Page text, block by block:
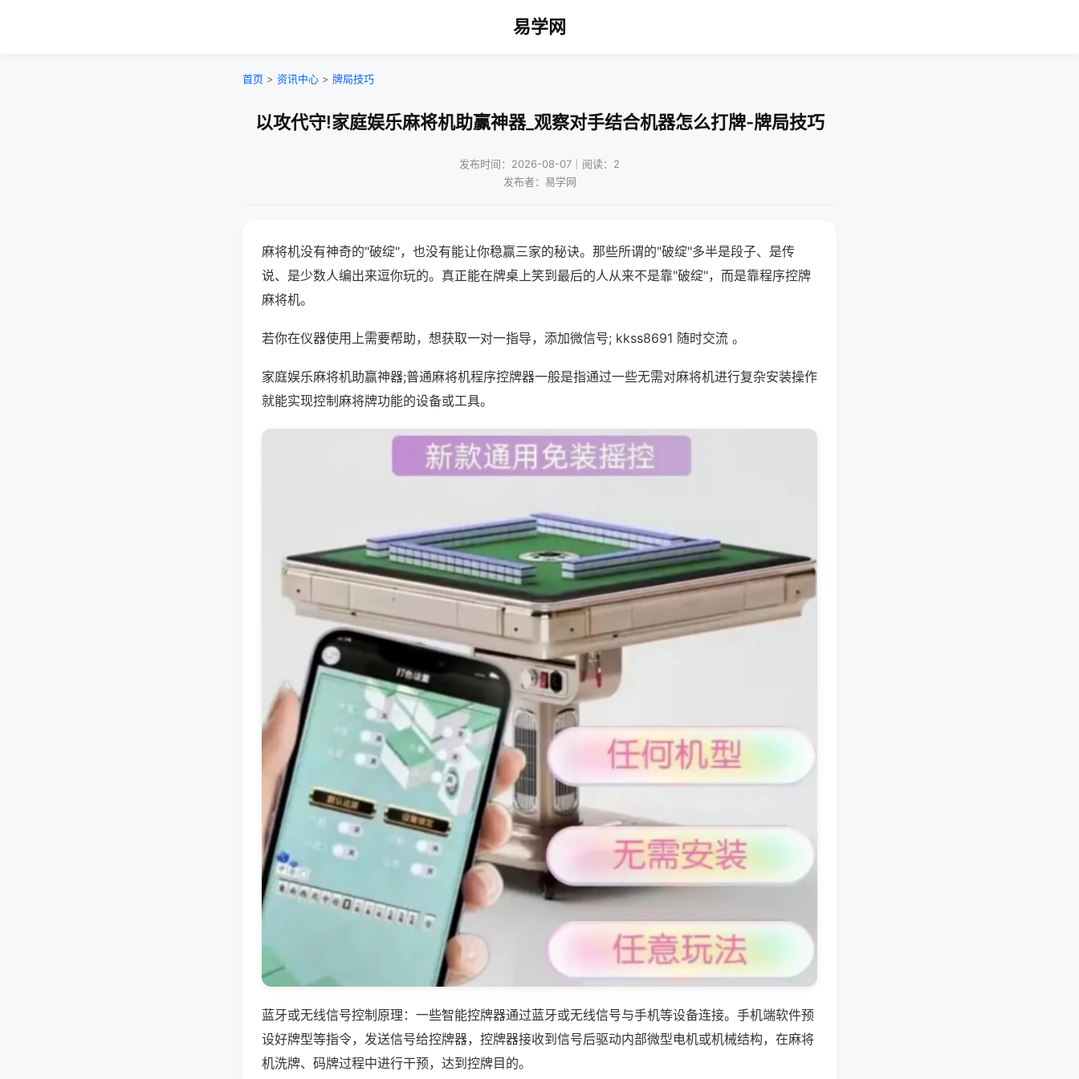
易学网
首页 > 资讯中心 > 牌局技巧
以攻代守!家庭娱乐麻将机助赢神器_观察对手结合机器怎么打牌-牌局技巧
发布时间：2026-08-07｜阅读：2
发布者：易学网
麻将机没有神奇的"破绽"，也没有能让你稳赢三家的秘诀。那些所谓的"破绽"多半是段子、是传
说、是少数人编出来逗你玩的。真正能在牌桌上笑到最后的人从来不是靠"破绽"，而是靠程序控牌
麻将机。
若你在仪器使用上需要帮助，想获取一对一指导，添加微信号; kkss8691 随时交流 。
家庭娱乐麻将机助赢神器;普通麻将机程序控牌器一般是指通过一些无需对麻将机进行复杂安装操作
就能实现控制麻将牌功能的设备或工具。
蓝牙或无线信号控制原理：一些智能控牌器通过蓝牙或无线信号与手机等设备连接。手机端软件预
设好牌型等指令，发送信号给控牌器，控牌器接收到信号后驱动内部微型电机或机械结构，在麻将
机洗牌、码牌过程中进行干预，达到控牌目的。